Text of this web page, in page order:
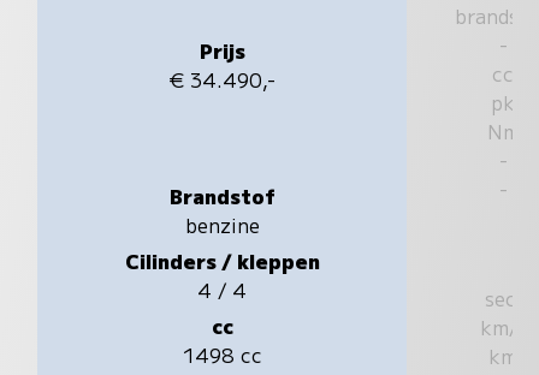
Prijs
€ 34.490,-
Brandstof
benzine
Cilinders / kleppen
4 / 4
cc
1498 cc
-
cc
pk
Nm
-
-
sec.
km/u
km